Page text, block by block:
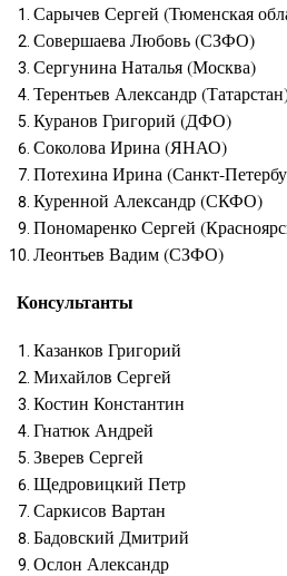
Сарычев Сергей (Тюменская
Совершаева Любовь (СЗФО)
Сергунина Наталья (Москва)
Терентьев Александр
Куранов Григорий (ДФО)
Соколова Ирина (ЯНАО)
Потехина Ирина (Санкт-
Куренной Александр (СКФО)
Пономаренко Сергей
Леонтьев Вадим (СЗФО)
Консультанты
Казанков Григорий
Михайлов Сергей
Костин Константин
Гнатюк Андрей
Зверев Сергей
Щедровицкий Петр
Саркисов Вартан
Бадовский Дмитрий
Ослон Александр